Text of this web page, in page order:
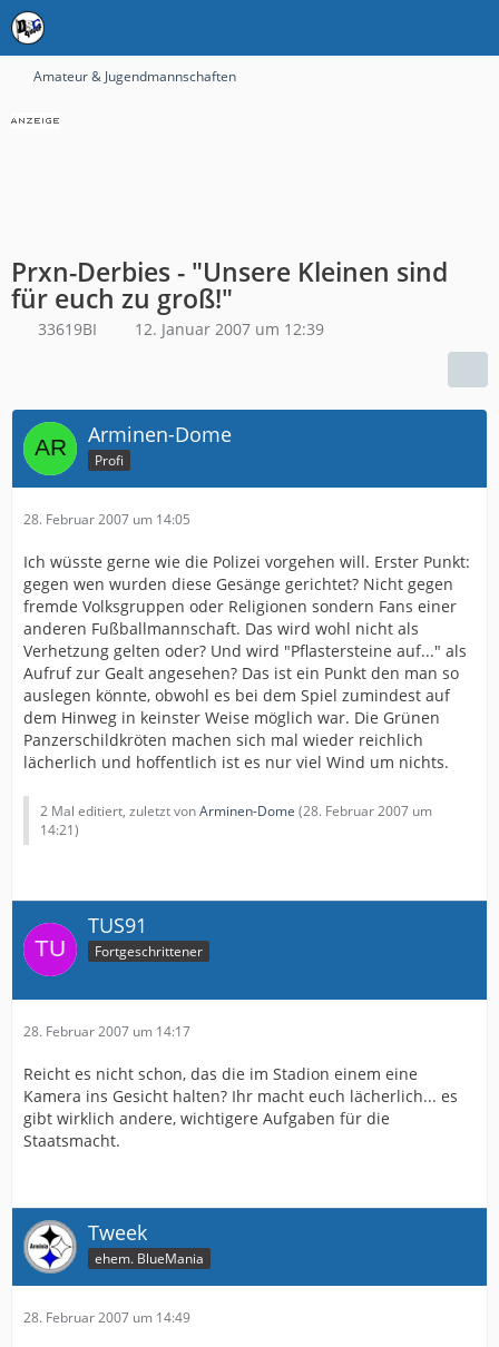
Amateur & Jugendmannschaften
Prxn-Derbies - "Unsere Kleinen sind
für euch zu groß!"
33619BI 12. Januar 2007 um 12:39
Arminen-Dome
Profi
28. Februar 2007 um 14:05
Ich wüsste gerne wie die Polizei vorgehen will. Erster Punkt:
gegen wen wurden diese Gesänge gerichtet? Nicht gegen
fremde Volksgruppen oder Religionen sondern Fans einer
anderen Fußballmannschaft. Das wird wohl nicht als
Verhetzung gelten oder? Und wird "Pflastersteine auf..." als
Aufruf zur Gealt angesehen? Das ist ein Punkt den man so
auslegen könnte, obwohl es bei dem Spiel zumindest auf
dem Hinweg in keinster Weise möglich war. Die Grünen
Panzerschildkröten machen sich mal wieder reichlich
lächerlich und hoffentlich ist es nur viel Wind um nichts.
2 Mal editiert, zuletzt vonArminen-Dome (28. Februar 2007 um
14:21)
TUS91
Fortgeschrittener
28. Februar 2007 um 14:17
Reicht es nicht schon, das die im Stadion einem eine
Kamera ins Gesicht halten? Ihr macht euch lächerlich... es
gibt wirklich andere, wichtigere Aufgaben für die
Staatsmacht.
Tweek
ehem. BlueMania
28. Februar 2007 um 14:49